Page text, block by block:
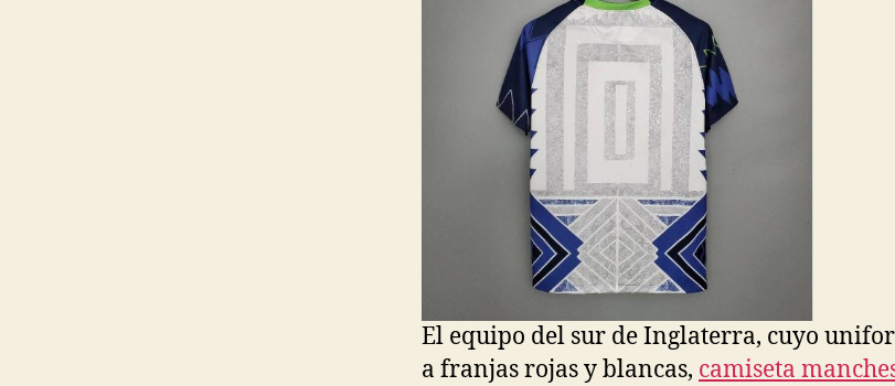
El equipo del sur de Inglaterra, cuyo
a franjas rojas y blancas, camiseta